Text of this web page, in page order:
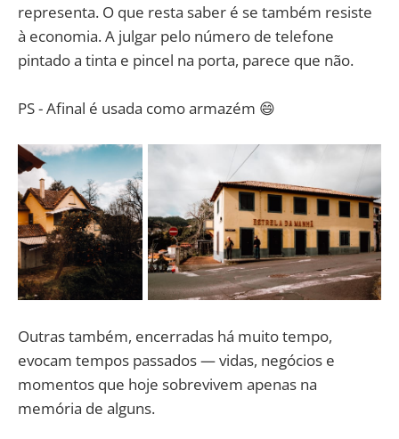
representa. O que resta saber é se também resiste
à economia. A julgar pelo número de telefone
pintado a tinta e pincel na porta, parece que não.
PS - Afinal é usada como armazém 😄
Outras também, encerradas há muito tempo,
evocam tempos passados — vidas, negócios e
momentos que hoje sobrevivem apenas na
memória de alguns.